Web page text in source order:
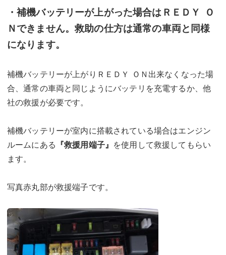
・補機バッテリーが上がった場合はＲＥＤＹ Ｏ
Ｎできません。救助の仕方は通常の車両と同様
になります。
補機バッテリーが上がりＲＥＤＹ ＯＮ出来なくなった場
合、通常の車両と同じようにバッテリを充電するか、他
社の救援が必要です。
補機バッテリーが室内に搭載されている場合はエンジン
ルームにある 『救援用端子』 を使用して救援してもらい
ます。
写真赤丸部が救援端子です。